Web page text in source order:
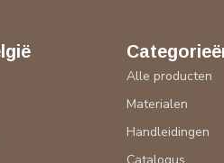
Alle producten
Materialen
Handleidingen